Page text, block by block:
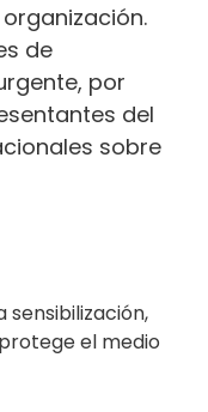
de
por
del
sobre
el medio